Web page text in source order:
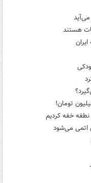
خفه کردیم
اتمی می‌شود